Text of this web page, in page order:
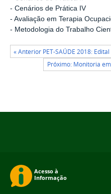
- Cenários de Prática IV
- Avaliação em Terapia
- Metodologia do Trabalho
« Anterior PET-SAÚDE 2018:
Próximo: Monitoria